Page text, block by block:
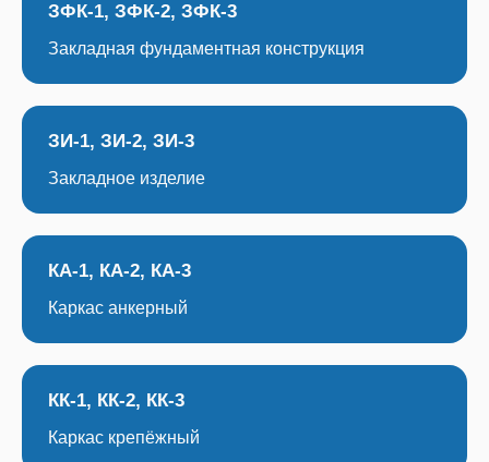
ЗФК-1, ЗФК-2, ЗФК-3
Закладная фундаментная конструкция
ЗИ-1, ЗИ-2, ЗИ-3
Закладное изделие
КА-1, КА-2, КА-3
Каркас анкерный
КК-1, КК-2, КК-3
Каркас крепёжный